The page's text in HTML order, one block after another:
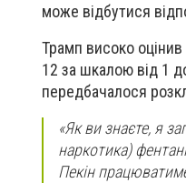
може відбутися
Трамп високо
12 за шкалою від 1
передбачалося
«Як ви знаєте, я
наркотика)
Пекін